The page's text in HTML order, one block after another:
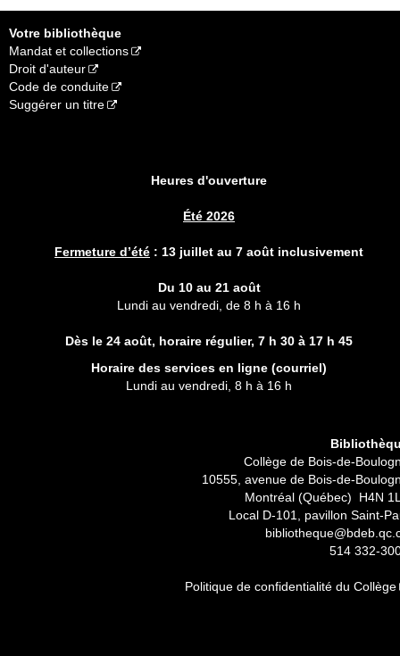
Votre bibliothèque
Mandat et collections
Droit d'auteur
Code de conduite
Suggérer un titre
Heures d'ouverture
Été 2026
Fermeture d’été : 13 juillet au 7 août inclusivement
Du 10 au 21 août
Lundi au vendredi, de 8 h à 16 h
Dès le 24 août, horaire régulier, 7 h 30 à 17 h 45
Horaire des services en ligne (courriel)
Lundi au vendredi, 8 h à 16 h
Collège de Bois-de-
10555, avenue de Bois-de-
Montréal (Québec) H4N
Local D-101, pavillon Saint-
514 332-
Politique de confidentialité du Collège